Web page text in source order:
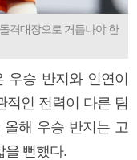
격대장으로 거듭나야 한
우승 반지와 인연이
적인 전력이 다른 팀
해 우승 반지는 고
을 뻔했다.